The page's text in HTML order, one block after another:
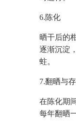
6.陈化
晒干后的
逐渐沉淀
蛀。
7.翻晒与
在陈化期
每年翻晒